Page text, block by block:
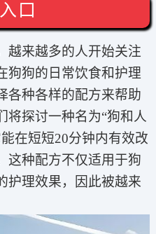
口
越来越多的人开始关注
狗狗的日常饮食和护理
各种各样的配方来帮助
将探讨一种名为“狗和人
在短短20分钟内有效改
这种配方不仅适用于狗
护理效果，因此被越来